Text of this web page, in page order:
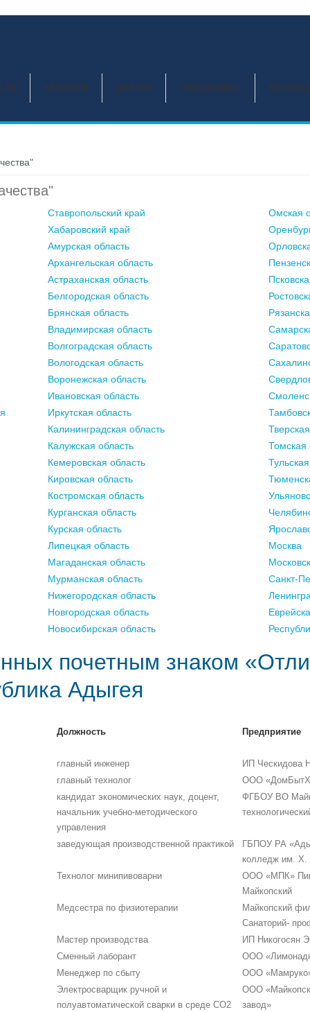
КАТАЛОГИ ДЛЯ РКК ГОЛОГРАММЫ
Ставропольский край
Омская
Хабаровский край
Амурская область
Архангельская область
Астраханская область
Белгородская область
Брянская область
Владимирская область
Волгоградская область
Вологодская область
Воронежская область
Ивановская область
Иркутская область
Калининградская область
Калужская область
Томская
Кемеровская область
Кировская область
Костромская область
Курганская область
Курская область
Липецкая область
Москва
Магаданская область
Мурманская область
Санкт-
Нижегородская область
Новгородская область
Новосибирская область
почетным знаком
Адыгея
Должность Предприятие
главный инженер
ИП Ческидова
главный технолог
ООО
кандидат экономических наук, доцент,
начальник учебно-методического
управления
ФГБОУ ВО
заведующая производственной практикой
ГБПОУ РА
колледж им. Х.
Технолог минипивоварни
ООО «МПК»
Майкопский
Медсестра по физиотерапии
Майкопский
Санаторий-
Мастер производства
ИП Никогосян
Сменный лаборант
ООО
Менеджер по сбыту
ООО
Электросварщик ручной и
полуавтоматической сварки в среде CO2
ООО
завод»